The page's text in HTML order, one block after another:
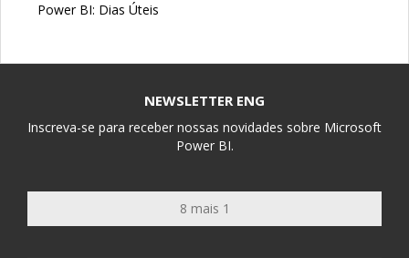
Power BI: Dias Úteis
NEWSLETTER ENG
Inscreva-se para receber nossas novidades sobre Microsoft
Power BI.